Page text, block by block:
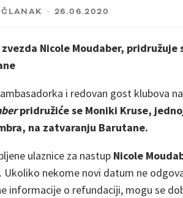
ČLANAK · 26.06.2020
zvezda Nicole Moudaber,
i redovan gost klubova
pridružiće se Moniki Kruse,
, na zatvaranju Barutane.
ulaznice za nastup Nicole
Ukoliko nekome novi datum ne
informacije o refundaciji, mogu se